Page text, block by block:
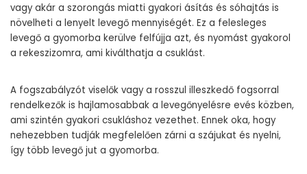
vagy akár a szorongás miatti gyakori ásítás és sóhajtás is
növelheti a lenyelt levegő mennyiségét. Ez a felesleges
levegő a gyomorba kerülve felfújja azt, és nyomást gyakorol
a rekeszizomra, ami kiválthatja a csuklást.
A fogszabályzót viselők vagy a rosszul illeszkedő fogsorral
rendelkezők is hajlamosabbak a levegőnyelésre evés közben,
ami szintén gyakori csukláshoz vezethet. Ennek oka, hogy
nehezebben tudják megfelelően zárni a szájukat és nyelni,
így több levegő jut a gyomorba.